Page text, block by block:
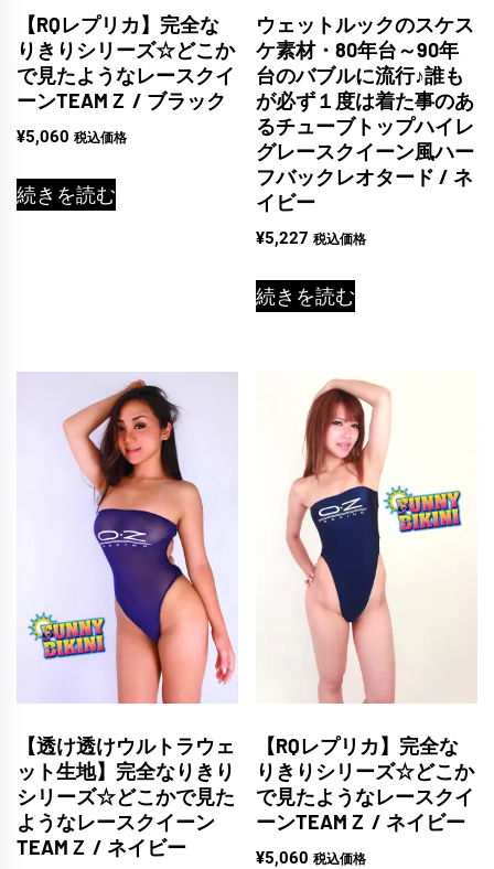
【RQレプリカ】完全な
りきりシリーズ☆どこか
で見たようなレースクイ
ーンTEAMＺ / ブラック
¥5,060 税込価格
続きを読む
ウェットルックのスケス
ケ素材・80年台～90年
台のバブルに流行♪誰も
が必ず１度は着た事のあ
るチューブトップハイレ
グレースクイーン風ハー
フバックレオタード / ネ
イビー
¥5,227 税込価格
続きを読む
【透け透けウルトラウェ
ット生地】完全なりきり
シリーズ☆どこかで見た
ようなレースクイーン
TEAMＺ / ネイビー
【RQレプリカ】完全な
りきりシリーズ☆どこか
で見たようなレースクイ
ーンTEAMＺ / ネイビー
¥5,060 税込価格